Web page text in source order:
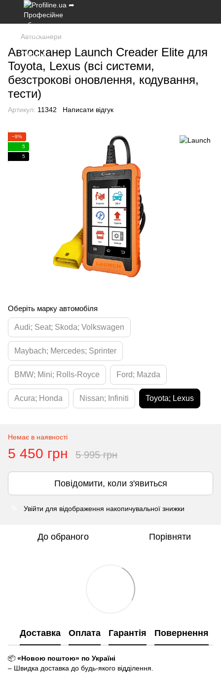
Автосканери
Автосканер Launch Creader Elite для
Toyota, Lexus (всі системи,
безстрокові оновлення, кодування,
тести)
Артикул: 11342 Написати відгук
−9%
5
5
Оберіть марку автомобіля
Audi; Seat; Skoda; Volkswagen
Maybach; Mercedes; Sprinter
BMW; Mini; Rolls-Royce Ford; Mazda
Acura; Honda Nissan; Infiniti Toyota; Lexus
Немає в наявності
5 450 грн 5 995 грн
Повідомити, коли з'явиться
Увійти для відображення накопичувальної знижки
До обраного Порівняти
Доставка Оплата Гарантія Повернення
📦 «Новою поштою» по Україні
– Швидка доставка до будь-якого відділення.